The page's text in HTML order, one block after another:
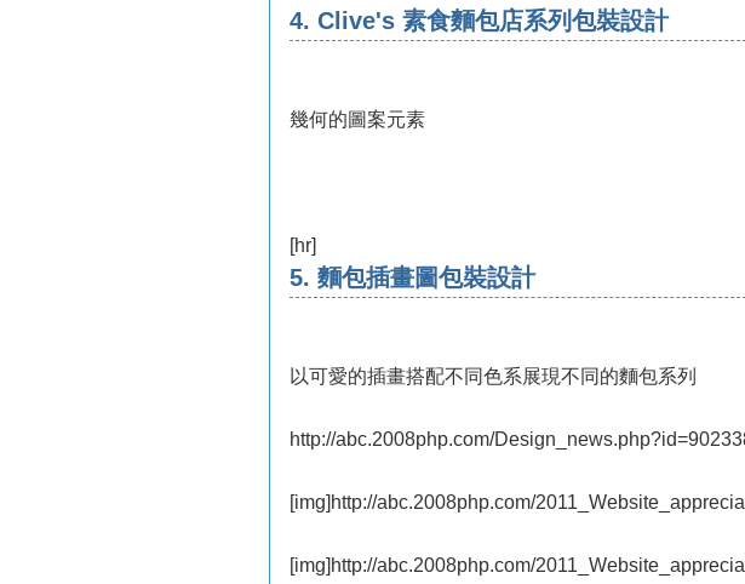
4. Clive's 素食麵包店系列包裝設計
幾何的圖案元素
[hr]
5. 麵包插畫圖包裝設計
以可愛的插畫搭配不同色系展現不同的麵包系列
http://abc.2008php.com/
[img]http://abc.2008php.com/
[img]http://abc.2008php.com/